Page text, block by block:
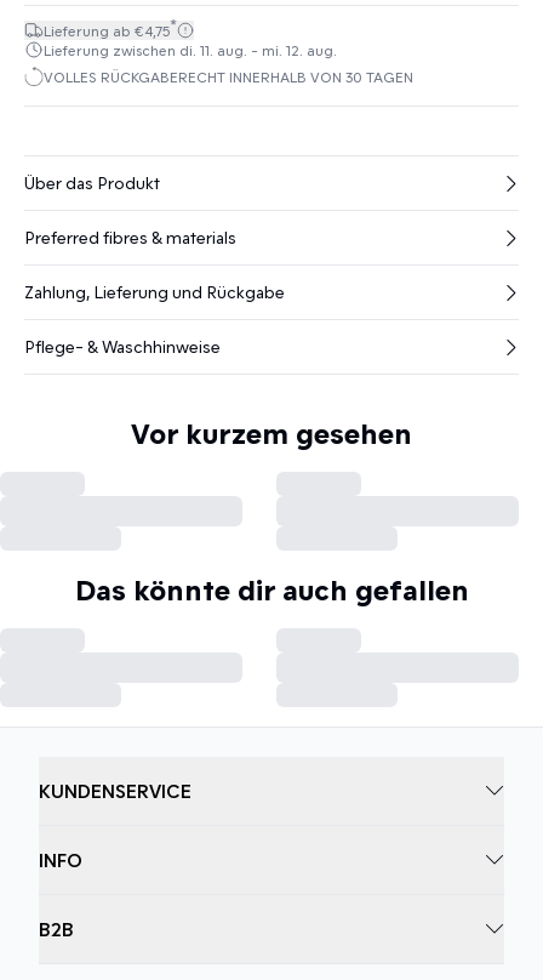
Lieferung ab €4,75*
Lieferung zwischen di. 11. aug. - mi. 12. aug.
VOLLES RÜCKGABERECHT INNERHALB VON 30 TAGEN
Über das Produkt
Preferred fibres & materials
Zahlung, Lieferung und Rückgabe
Pflege- & Waschhinweise
Vor kurzem gesehen
Das könnte dir auch gefallen
KUNDENSERVICE
INFO
B2B